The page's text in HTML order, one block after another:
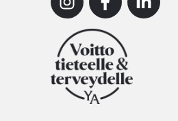
InstagramFacebookLinkedin